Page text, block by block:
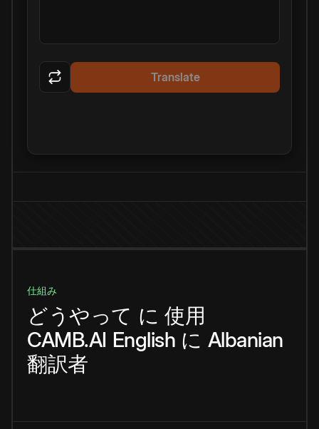
Translate
仕組み
どうやって に 使用
CAMB.AI English に Albanian
翻訳者